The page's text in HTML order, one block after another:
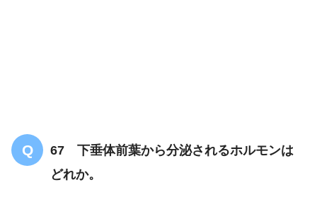
67 下垂体前葉から分泌されるホルモンは
どれか。